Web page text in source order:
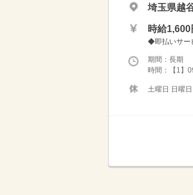
埼玉県越
時給1,600
◆即払いサー
期間：長
時間：【1】
土曜日 日曜日